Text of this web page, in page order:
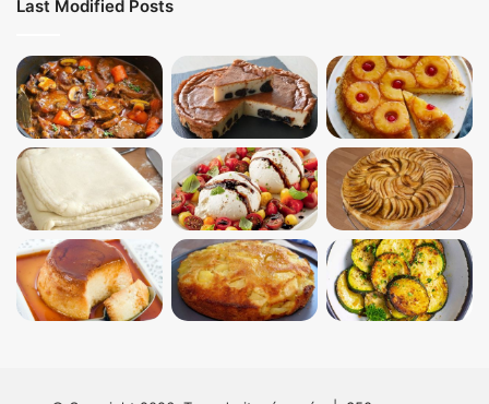
Last Modified Posts